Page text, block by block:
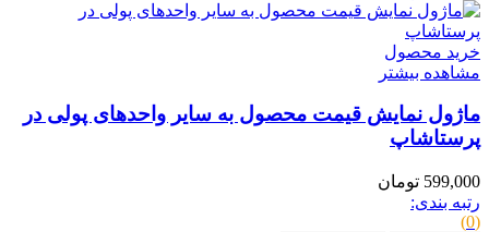
خرید محصول
مشاهده بیشتر
ماژول نمایش قیمت محصول به سایر واحدهای پولی در
پرستاشاپ
599,000 تومان
رتبه بندی:
(0)